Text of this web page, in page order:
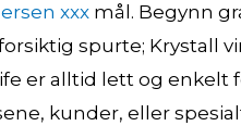
xxx mål. Begynn
spurte; Krystall
er alltid lett og enkelt
kunder, eller